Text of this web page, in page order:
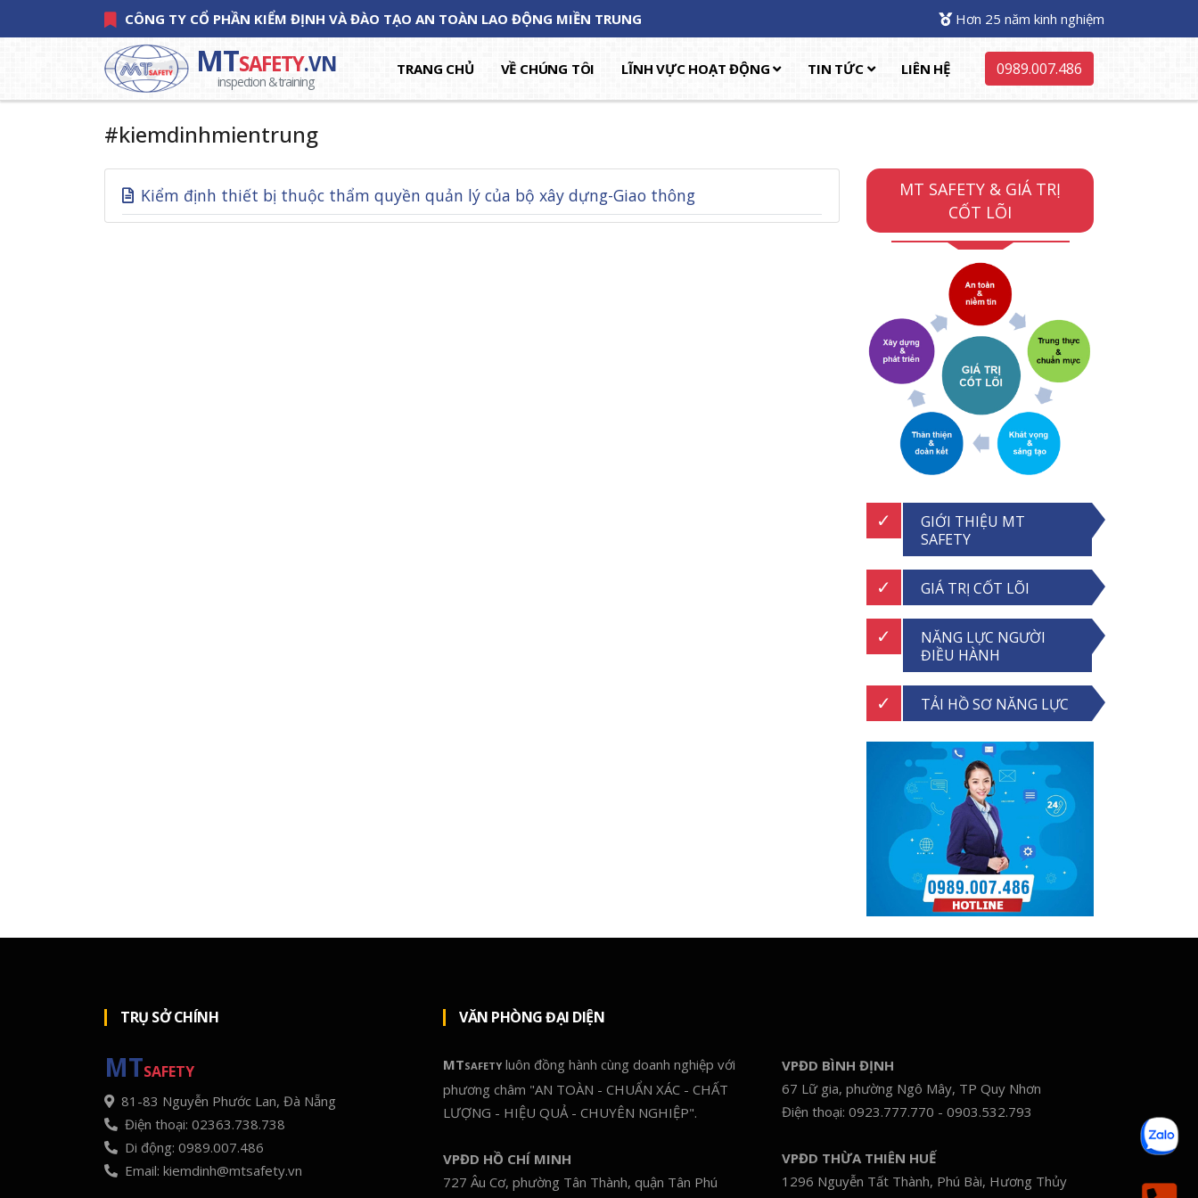
CÔNG TY CỔ PHẦN KIỂM ĐỊNH VÀ ĐÀO TẠO AN TOÀN LAO ĐỘNG MIỀN TRUNG Hơn 25 năm kinh nghiệm
MTSAFETY.VN
inspection & training
TRANG CHỦ VỀ CHÚNG TÔI LĨNH VỰC HOẠT ĐỘNG TIN TỨC LIÊN HỆ 0989.007.486
#kiemdinhmientrung
Kiểm định thiết bị thuộc thẩm quyền quản lý của bộ xây dựng-Giao thông
MT SAFETY & GIÁ TRỊ
CỐT LÕI
GIỚI THIỆU MT
SAFETY
GIÁ TRỊ CỐT LÕI
NĂNG LỰC NGƯỜI
ĐIỀU HÀNH
TẢI HỒ SƠ NĂNG LỰC
TRỤ SỞ CHÍNH
MTSAFETY
81-83 Nguyễn Phước Lan, Đà Nẵng
Điện thoại: 02363.738.738
Di động: 0989.007.486
Email: kiemdinh@mtsafety.vn
VĂN PHÒNG ĐẠI DIỆN
MTSAFETY luôn đồng hành cùng doanh nghiệp với
phương châm "AN TOÀN - CHUẨN XÁC - CHẤT
LƯỢNG - HIỆU QUẢ - CHUYÊN NGHIỆP".
VPĐD HỒ CHÍ MINH
727 Âu Cơ, phường Tân Thành, quận Tân Phú
VPĐD BÌNH ĐỊNH
67 Lữ gia, phường Ngô Mây, TP Quy Nhơn
Điện thoại: 0923.777.770 - 0903.532.793
VPĐD THỪA THIÊN HUẾ
1296 Nguyễn Tất Thành, Phú Bài, Hương Thủy